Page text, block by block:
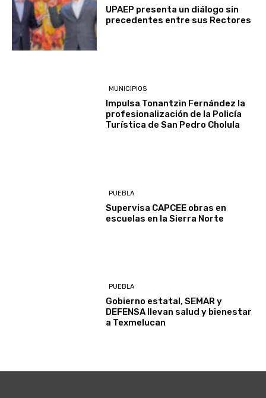
UPAEP presenta un diálogo sin
precedentes entre sus Rectores
MUNICIPIOS
Impulsa Tonantzin Fernández la
profesionalización de la Policía
Turística de San Pedro Cholula
PUEBLA
Supervisa CAPCEE obras en
escuelas en la Sierra Norte
PUEBLA
Gobierno estatal, SEMAR y
DEFENSA llevan salud y bienestar
a Texmelucan